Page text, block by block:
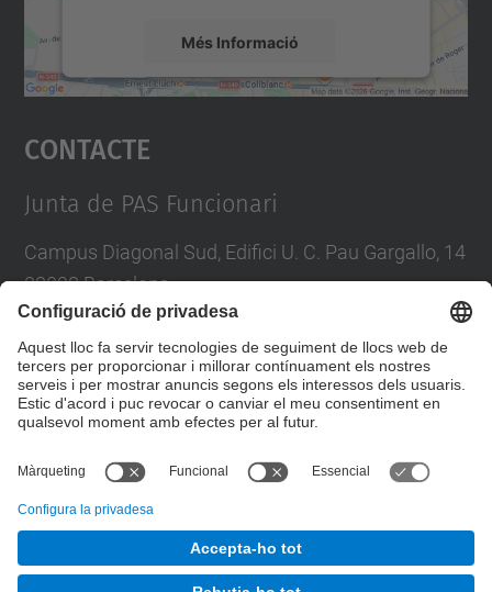
Més Informació
Accepta
powered by
Contacte
Junta de PAS Funcionari
Campus Diagonal Sud, Edifici U. C. Pau Gargallo, 14
08028 Barcelona
E-mail :junta.pasf@upc.edu
Formulari de contacte
Junta PAS Funcionari